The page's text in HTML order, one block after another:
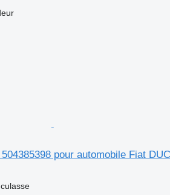
pour automobile Fiat